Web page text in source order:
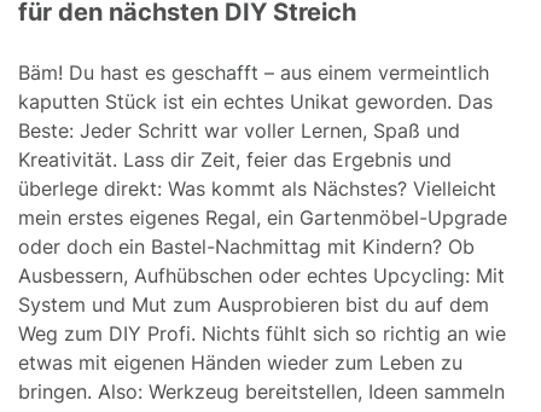
für den nächsten DIY Streich
Bäm! Du hast es geschafft – aus einem vermeintlich
kaputten Stück ist ein echtes Unikat geworden. Das
Beste: Jeder Schritt war voller Lernen, Spaß und
Kreativität. Lass dir Zeit, feier das Ergebnis und
überlege direkt: Was kommt als Nächstes? Vielleicht
mein erstes eigenes Regal, ein Gartenmöbel-Upgrade
oder doch ein Bastel-Nachmittag mit Kindern? Ob
Ausbessern, Aufhübschen oder echtes Upcycling: Mit
System und Mut zum Ausprobieren bist du auf dem
Weg zum DIY Profi. Nichts fühlt sich so richtig an wie
etwas mit eigenen Händen wieder zum Leben zu
bringen. Also: Werkzeug bereitstellen, Ideen sammeln